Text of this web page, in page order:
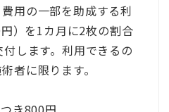
用の一部を助成する利
）を1カ月に2枚の割合
します。利用できるの
者に限ります。